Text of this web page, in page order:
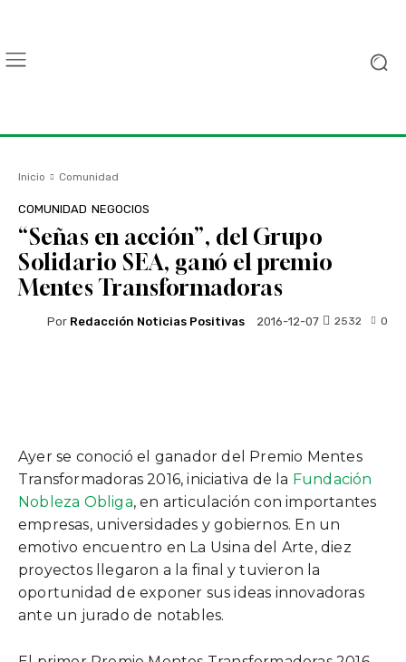
Inicio Comunidad
COMUNIDAD NEGOCIOS
“Señas en acción”, del Grupo
Solidario SEA, ganó el premio
Mentes Transformadoras
Por Redacción Noticias Positivas 2016-12-07 0
2532
Ayer se conoció el ganador del Premio Mentes
Transformadoras 2016, iniciativa de la Fundación
Nobleza Obliga, en articulación con importantes
empresas, universidades y gobiernos. En un
emotivo encuentro en La Usina del Arte, diez
proyectos llegaron a la final y tuvieron la
oportunidad de exponer sus ideas innovadoras
ante un jurado de notables.